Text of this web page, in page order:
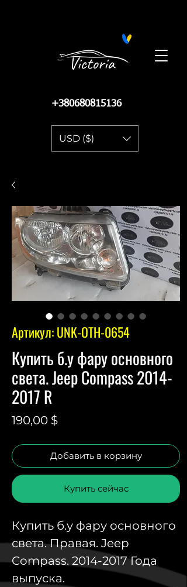
+380680815136
USD ($)
Артикул: UNK-OTH-0654
Купить б.у фару основного
света. Jeep Compass 2014-
2017 R
190,00 $Цена
Добавить в корзину
Купить сейчас
Купить б.у фару основного
света. Правая. Jeep
Compass. 2014-2017 Года
выпуска.